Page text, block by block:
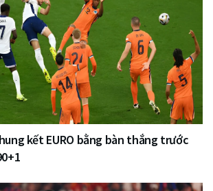
kết EURO bằng bàn thắng trước